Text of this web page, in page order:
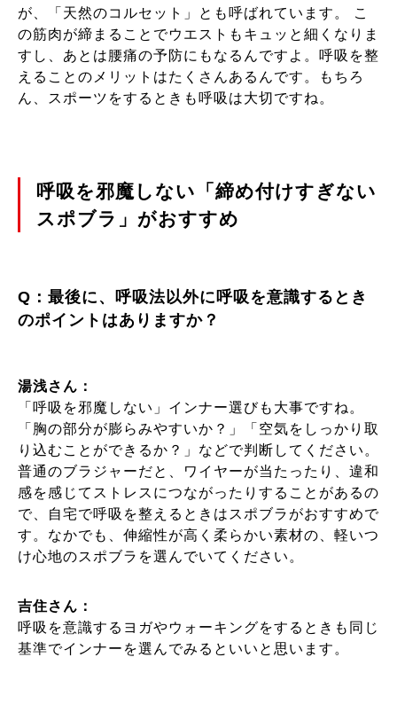
が、「天然のコルセット」とも呼ばれています。 こ
の筋肉が締まることでウエストもキュッと細くなりま
すし、あとは腰痛の予防にもなるんですよ。呼吸を整
えることのメリットはたくさんあるんです。もちろ
ん、スポーツをするときも呼吸は大切ですね。
呼吸を邪魔しない「締め付けすぎない
スポブラ」がおすすめ
Q：最後に、呼吸法以外に呼吸を意識するとき
のポイントはありますか？
湯浅さん：
「呼吸を邪魔しない」インナー選びも大事ですね。
「胸の部分が膨らみやすいか？」「空気をしっかり取
り込むことができるか？」などで判断してください。
普通のブラジャーだと、ワイヤーが当たったり、違和
感を感じてストレスにつながったりすることがあるの
で、自宅で呼吸を整えるときはスポブラがおすすめで
す。なかでも、伸縮性が高く柔らかい素材の、軽いつ
け心地のスポブラを選んでいてください。
吉住さん：
呼吸を意識するヨガやウォーキングをするときも同じ
基準でインナーを選んでみるといいと思います。